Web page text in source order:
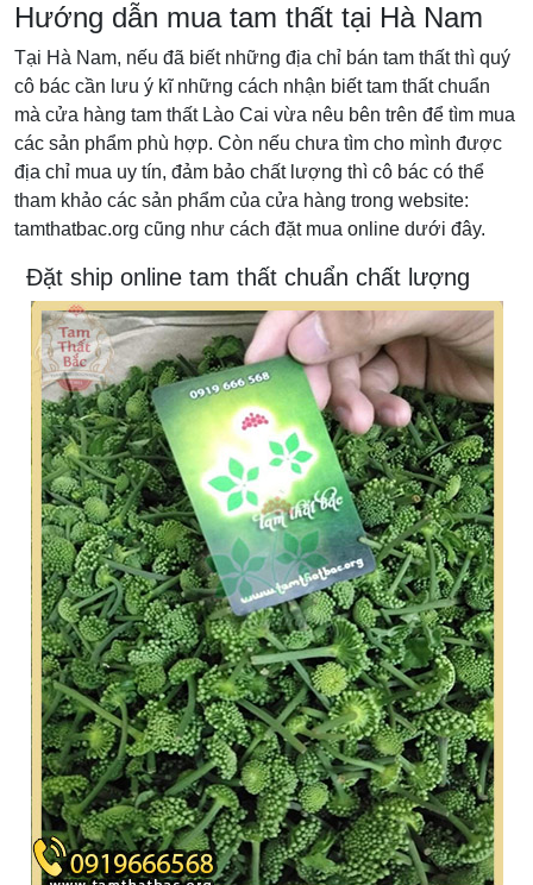
Hướng dẫn mua tam thất tại Hà Nam
Tại Hà Nam, nếu đã biết những địa chỉ bán tam thất thì quý
cô bác cần lưu ý kĩ những cách nhận biết tam thất chuẩn
mà cửa hàng tam thất Lào Cai vừa nêu bên trên để tìm mua
các sản phẩm phù hợp. Còn nếu chưa tìm cho mình được
địa chỉ mua uy tín, đảm bảo chất lượng thì cô bác có thể
tham khảo các sản phẩm của cửa hàng trong website:
tamthatbac.org cũng như cách đặt mua online dưới đây.
Đặt ship online tam thất chuẩn chất lượng